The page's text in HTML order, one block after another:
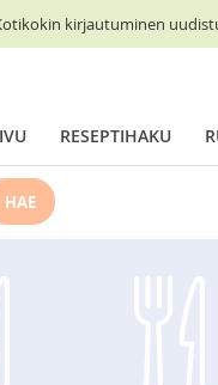
kirjautuminen
RESEPTIHAKU
HAE